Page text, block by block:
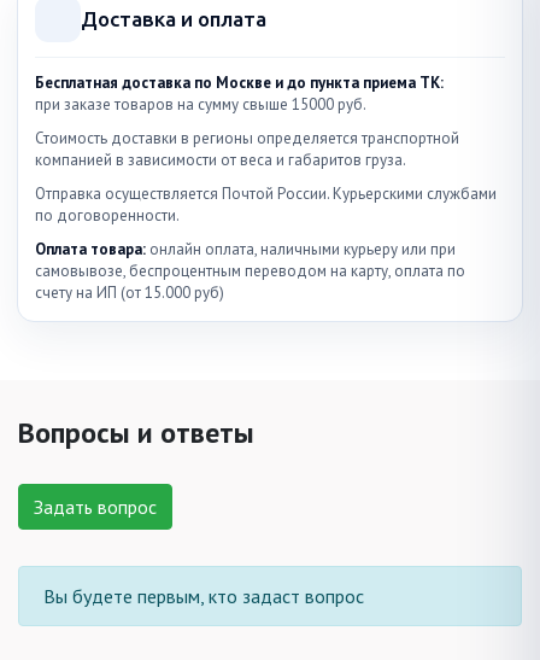
Доставка и оплата
Бесплатная доставка по Москве и до пункта приема ТК:
при заказе товаров на сумму свыше 15000 руб.
Стоимость доставки в регионы определяется транспортной
компанией в зависимости от веса и габаритов груза.
Отправка осуществляется Почтой России. Курьерскими службами
по договоренности.
Оплата товара: онлайн оплата, наличными курьеру или при
самовывозе, беспроцентным переводом на карту, оплата по
счету на ИП (от 15.000 руб)
Вопросы и ответы
Задать вопрос
Вы будете первым, кто задаст вопрос